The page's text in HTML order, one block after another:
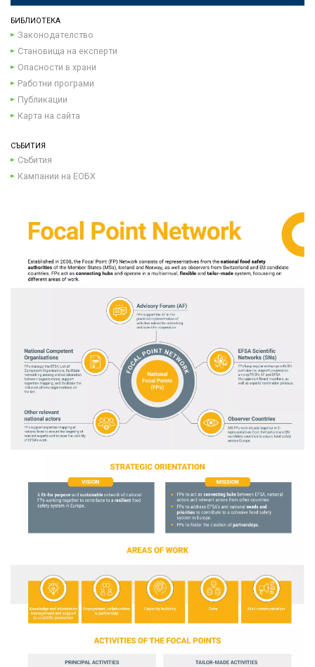
БИБЛИОТЕКА
Законодателство
Становища на експерти
Опасности в храни
Работни програми
Публикации
Карта на сайта
СЪБИТИЯ
Събития
Кампании на ЕОБХ